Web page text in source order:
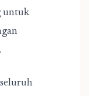
untuk